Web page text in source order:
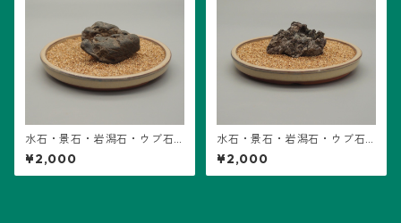
水石・景石・岩潟石・ウブ石
(B13) ※石のみ販売
¥2,000
水石・景石・岩潟石・ウブ石
(B12) ※石のみ販売
¥2,000